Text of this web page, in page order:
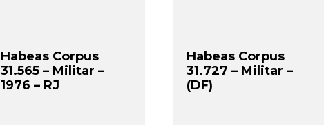
Habeas Corpus
31.565 – Militar –
1976 – RJ
Habeas Corpus
31.727 – Militar –
(DF)